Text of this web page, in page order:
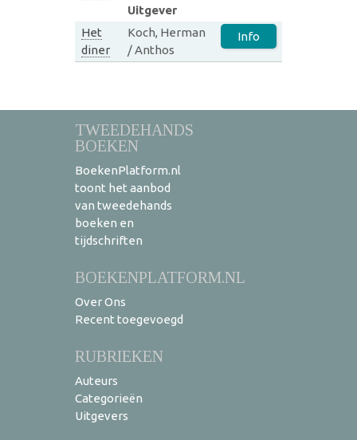
Uitgever
Het
diner
Koch, Herman
/ Anthos
Info
TWEEDEHANDS
BOEKEN
BoekenPlatform.nl
toont het aanbod
van tweedehands
boeken en
tijdschriften
BOEKENPLATFORM.NL
Over Ons
Recent toegevoegd
RUBRIEKEN
Auteurs
Categorieën
Uitgevers